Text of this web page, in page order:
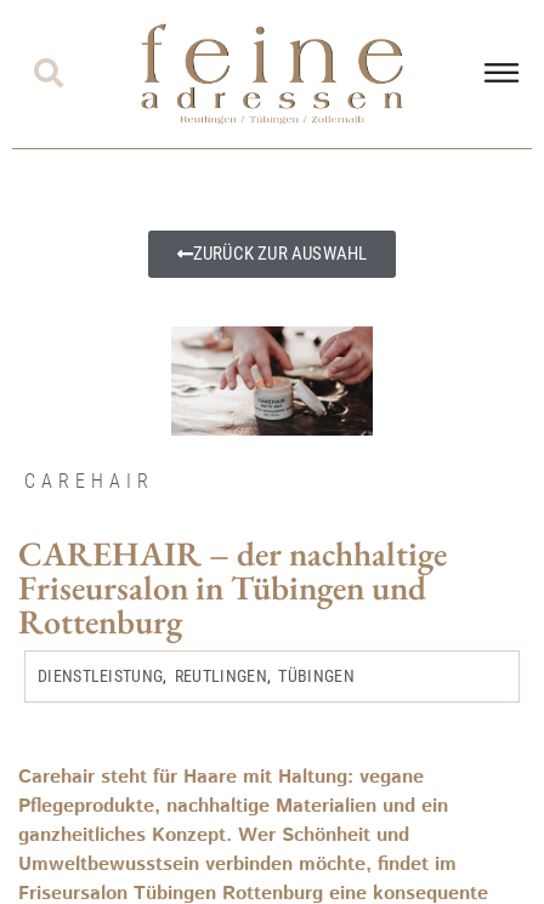
ZURÜCK ZUR AUSWAHL
CAREHAIR
CAREHAIR – der nachhaltige
Friseursalon in Tübingen und
Rottenburg
DIENSTLEISTUNG, REUTLINGEN,TÜBINGEN
Carehair steht für Haare mit Haltung: vegane
Pflegeprodukte, nachhaltige Materialien und ein
ganzheitliches Konzept. Wer Schönheit und
Umweltbewusstsein verbinden möchte, findet im
Friseursalon Tübingen Rottenburg eine konsequente